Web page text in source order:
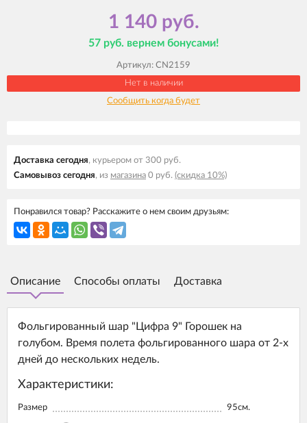
1 140 руб.
57 руб. вернем бонусами!
Артикул: CN2159
Нет в наличии
Сообщить когда будет
Доставка cегодня, курьером от 300 руб.
Самовывоз cегодня, из магазина 0 руб. (скидка 10%)
Понравился товар? Расскажите о нем своим друзьям:
Описание Способы оплаты Доставка
Фольгированный шар "Цифра 9" Горошек на
голубом. Время полета фольгированного шара от 2-х
дней до нескольких недель.
Характеристики:
Размер 95см.